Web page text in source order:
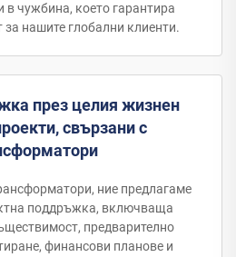
в чужбина, което гарантира
нашите глобални клиенти.
през целия жизнен
свързани с
ние предлагаме
поддръжка, включваща
предварително
финансови планове и